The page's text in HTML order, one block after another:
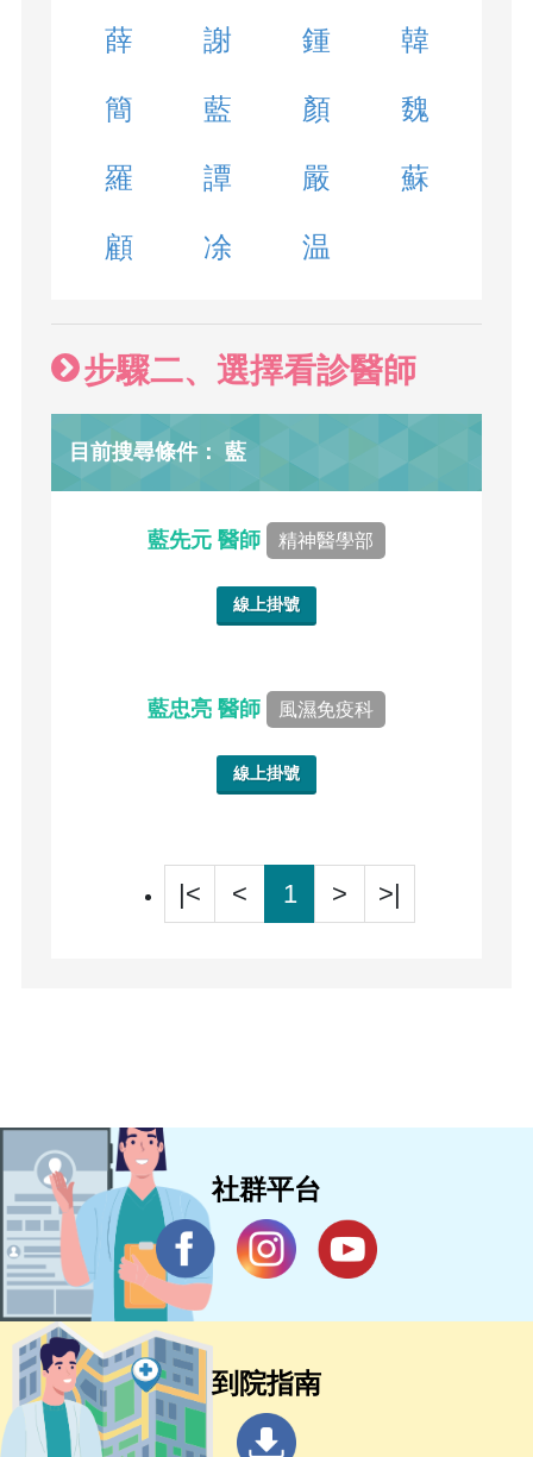
薛 謝 鍾 韓
簡 藍 顏 魏
羅 譚 嚴 蘇
顧 凃 温
步驟二、選擇看診醫師
目前搜尋條件： 藍
藍先元 醫師 精神醫學部
線上掛號
藍忠亮 醫師 風濕免疫科
線上掛號
|< < 1 > >|
社群平台
到院指南